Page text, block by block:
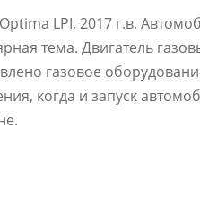
LPI, 2017 г.в.
тема. Двигатель
газовое
когда и запуск